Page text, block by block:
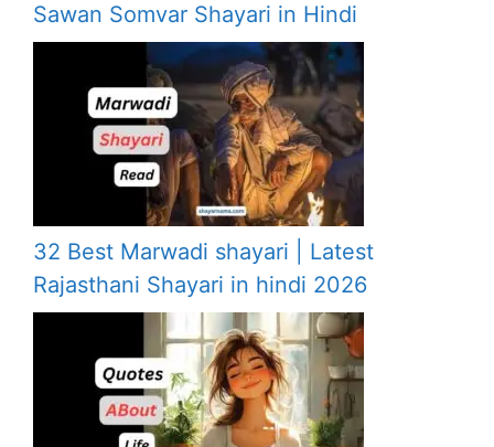
Sawan Somvar Shayari in Hindi
32 Best Marwadi shayari | Latest
Rajasthani Shayari in hindi 2026